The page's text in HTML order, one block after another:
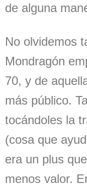
de alguna
No olvidemos
Mondragón
70, y de
más público.
tocándoles la
(cosa que
era un plus
menos valor.